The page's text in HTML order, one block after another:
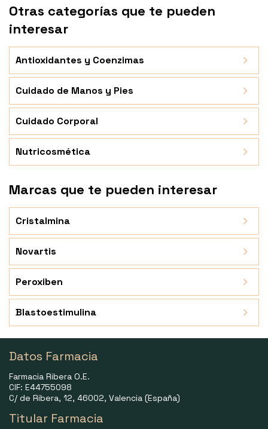
Otras categorías que te pueden
interesar
Antioxidantes y Coenzimas
Cuidado de Manos y Pies
Cuidado Corporal
Nutricosmética
Marcas que te pueden interesar
Cristalmina
Novartis
Peroxiben
Blastoestimulina
Datos Farmacia
Farmacia Ribera O.E.
CIF: E44755098
C/ de Ribera, 12, 46002, Valencia (España)
Titular Farmacia